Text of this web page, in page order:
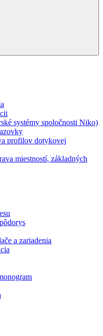
systémy spoločnosti Niko)
profilov dotykovej
miestností, základných
a zariadenia